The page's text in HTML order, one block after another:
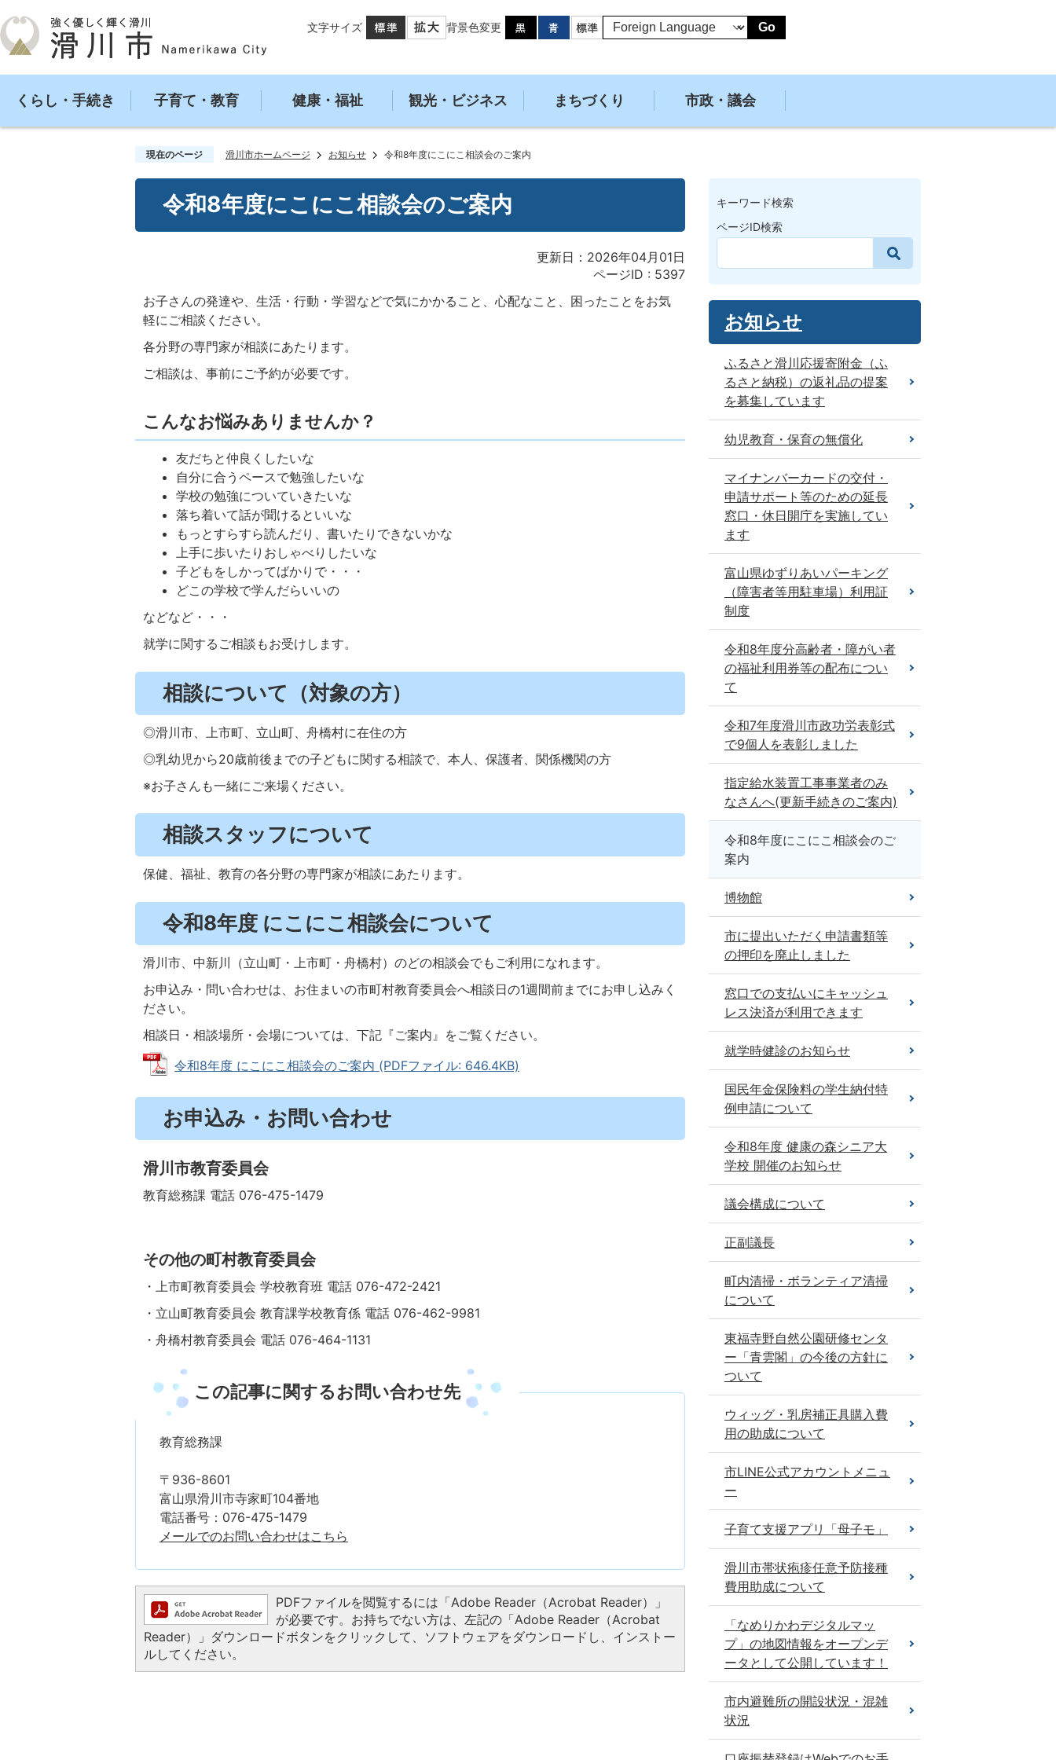
文字サイズ 背景色変更 Go
くらし・手続き 子育て・教育 健康・福祉 観光・ビジネス まちづくり 市政・議会
現在のページ 滑川市ホームページ お知らせ 令和8年度にこにこ相談会のご案内
令和8年度にこにこ相談会のご案内
更新日：2026年04月01日
ページID : 5397
お子さんの発達や、生活・行動・学習などで気にかかること、心配なこと、困ったことをお気
軽にご相談ください。
各分野の専門家が相談にあたります。
ご相談は、事前にご予約が必要です。
こんなお悩みありませんか？
友だちと仲良くしたいな
自分に合うペースで勉強したいな
学校の勉強についていきたいな
落ち着いて話が聞けるといいな
もっとすらすら読んだり、書いたりできないかな
上手に歩いたりおしゃべりしたいな
子どもをしかってばかりで・・・
どこの学校で学んだらいいの
などなど・・・
就学に関するご相談もお受けします。
相談について（対象の方）
◎滑川市、上市町、立山町、舟橋村に在住の方
◎乳幼児から20歳前後までの子どもに関する相談で、本人、保護者、関係機関の方
※お子さんも一緒にご来場ください。
相談スタッフについて
保健、福祉、教育の各分野の専門家が相談にあたります。
令和8年度 にこにこ相談会について
滑川市、中新川（立山町・上市町・舟橋村）のどの相談会でもご利用になれます。
お申込み・問い合わせは、お住まいの市町村教育委員会へ相談日の1週間前までにお申し込みく
ださい。
相談日・相談場所・会場については、下記『ご案内』をご覧ください。
令和8年度 にこにこ相談会のご案内 (PDFファイル: 646.4KB)
お申込み・お問い合わせ
滑川市教育委員会
教育総務課 電話 076-475-1479
その他の町村教育委員会
・上市町教育委員会 学校教育班 電話 076-472-2421
・立山町教育委員会 教育課学校教育係 電話 076-462-9981
・舟橋村教育委員会 電話 076-464-1131
この記事に関するお問い合わせ先
教育総務課
〒936-8601
富山県滑川市寺家町104番地
電話番号：076-475-1479
メールでのお問い合わせはこちら
PDFファイルを閲覧するには「Adobe Reader（Acrobat Reader）」
が必要です。お持ちでない方は、左記の「Adobe Reader（Acrobat
Reader）」ダウンロードボタンをクリックして、ソフトウェアをダウンロードし、インストー
ルしてください。
キーワード検索
ページID検索
お知らせ
ふるさと滑川応援寄附金（ふ
るさと納税）の返礼品の提案
を募集しています
幼児教育・保育の無償化
マイナンバーカードの交付・
申請サポート等のための延長
窓口・休日開庁を実施してい
ます
富山県ゆずりあいパーキング
（障害者等用駐車場）利用証
制度
令和8年度分高齢者・障がい者
の福祉利用券等の配布につい
て
令和7年度滑川市政功労表彰式
で9個人を表彰しました
指定給水装置工事事業者のみ
なさんへ(更新手続きのご案内)
令和8年度にこにこ相談会のご
案内
博物館
市に提出いただく申請書類等
の押印を廃止しました
窓口での支払いにキャッシュ
レス決済が利用できます
就学時健診のお知らせ
国民年金保険料の学生納付特
例申請について
令和8年度 健康の森シニア大
学校 開催のお知らせ
議会構成について
正副議長
町内清掃・ボランティア清掃
について
東福寺野自然公園研修センタ
ー「青雲閣」の今後の方針に
ついて
ウィッグ・乳房補正具購入費
用の助成について
市LINE公式アカウントメニュ
ー
子育て支援アプリ「母子モ」
滑川市帯状疱疹任意予防接種
費用助成について
「なめりかわデジタルマッ
プ」の地図情報をオープンデ
ータとして公開しています！
市内避難所の開設状況・混雑
状況